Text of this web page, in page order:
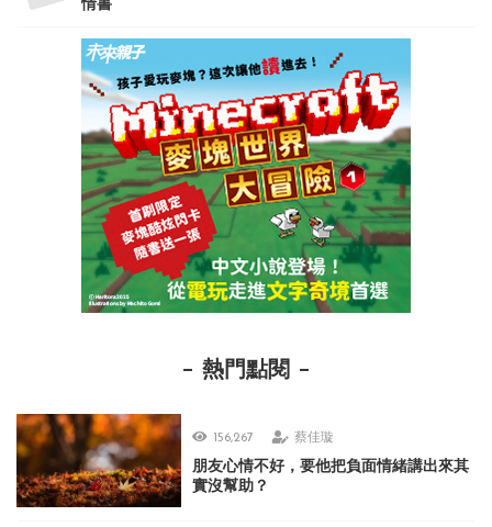
情書
熱門點閱
156,267 蔡佳璇
朋友心情不好，要他把負面情緒講出來其
實沒幫助？